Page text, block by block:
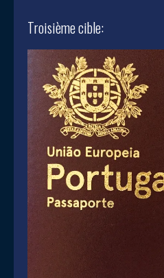
Troisième cible: